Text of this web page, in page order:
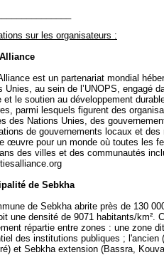
sur les organisateurs :
est un partenariat mondial
Unies, au sein de l’UNOPS, engagé
et le soutien au développement
parmi lesquels figurent des
des Nations Unies, des
de gouvernements locaux et
œuvre pour un monde où toutes les
des villes et des communautés
de Sebkha
de Sebkha abrite près de 130
une densité de 9071 habitants/km².
répartie entre zones : une zone
des institutions publiques ; l'ancien
et Sebkha extension (Bassra,